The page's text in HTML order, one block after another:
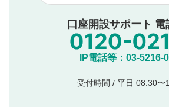
他者への誹謗中傷や差別的表
公序良俗に反する内容の投稿
氏名、住所、電話番号など個
他のサイトへの誘導や営利目
他者の権利（商標、著作権、
口座開設サポート 電
IP電話等：03-5216-
受付時間 / 平日 08:30〜